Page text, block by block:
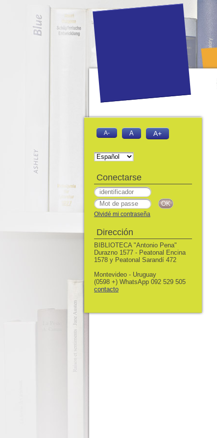
A- A A+
Conectarse
Olvidé mi contraseña
Dirección
BIBLIOTECA "Antonio Pena"
Durazno 1577 - Peatonal Encina
1578 y Peatonal Sarandí 472
Montevideo - Uruguay
(0598 +) WhatsApp 092 529 505
contacto